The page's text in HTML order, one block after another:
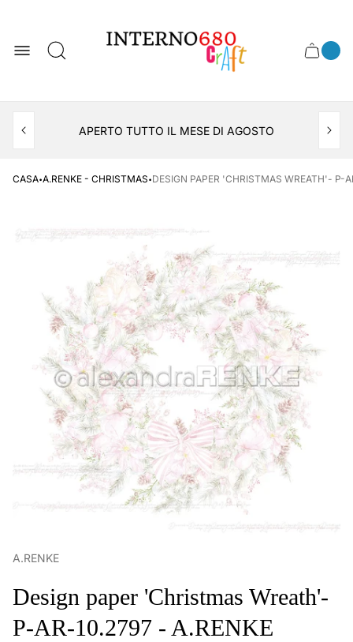
del
negozio
Cassetto
APERTO TUTTO IL MESE DI AGOSTO
CASA·A.RENKE - CHRISTMAS·DESIGN PAPER 'CHRISTMAS WREATH'- P-
A.RENKE
Design paper 'Christmas Wreath'-
P-AR-10.2797 - A.RENKE